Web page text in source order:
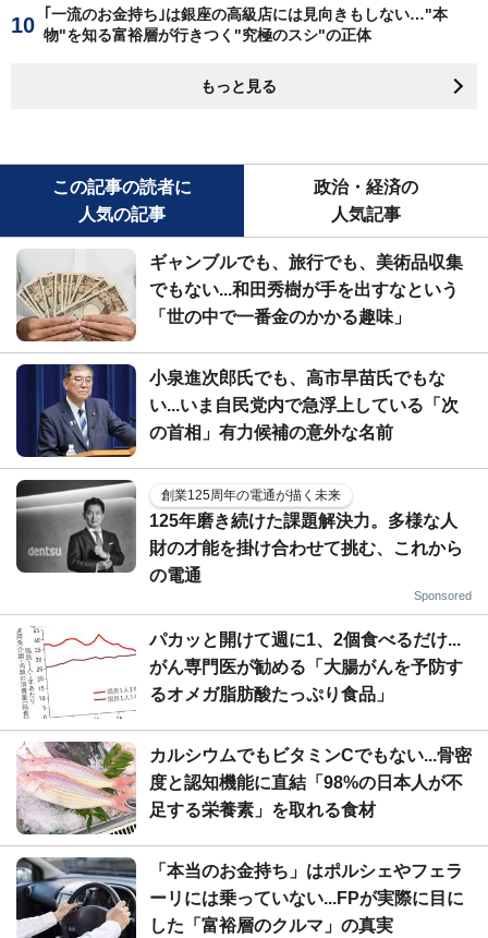
｢一流のお金持ち｣は銀座の高級店には見向きもしない…"本
物"を知る富裕層が行きつく"究極のスシ"の正体
もっと見る
この記事の読者に
人気の記事
政治・経済の
人気記事
ギャンブルでも、旅行でも、美術品収集
でもない...和田秀樹が手を出すなという
「世の中で一番金のかかる趣味」
小泉進次郎氏でも、高市早苗氏でもな
い...いま自民党内で急浮上している「次
の首相」有力候補の意外な名前
創業125周年の電通が描く未来
125年磨き続けた課題解決力。多様な人
財の才能を掛け合わせて挑む、これから
の電通
Sponsored
パカッと開けて週に1、2個食べるだけ...
がん専門医が勧める「大腸がんを予防す
るオメガ脂肪酸たっぷり食品」
カルシウムでもビタミンCでもない...骨密
度と認知機能に直結「98%の日本人が不
足する栄養素」を取れる食材
「本当のお金持ち」はポルシェやフェラ
ーリには乗っていない...FPが実際に目に
した「富裕層のクルマ」の真実